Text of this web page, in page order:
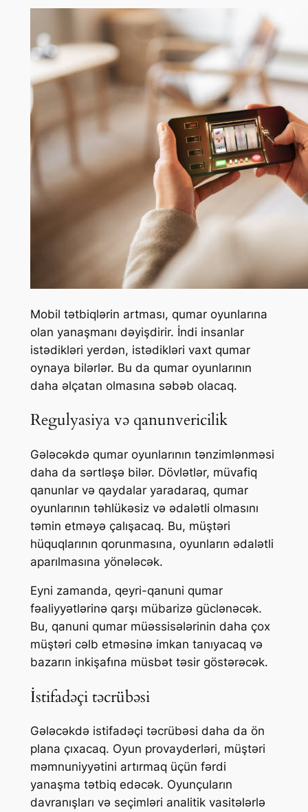
Mobil tətbiqlərin artması, qumar oyunlarına
olan yanaşmanı dəyişdirir. İndi insanlar
istədikləri yerdən, istədikləri vaxt qumar
oynaya bilərlər. Bu da qumar oyunlarının
daha əlçatan olmasına səbəb olacaq.
Regulyasiya və qanunvericilik
Gələcəkdə qumar oyunlarının tənzimlənməsi
daha da sərtləşə bilər. Dövlətlər, müvafiq
qanunlar və qaydalar yaradaraq, qumar
oyunlarının təhlükəsiz və ədalətli olmasını
təmin etməyə çalışacaq. Bu, müştəri
hüquqlarının qorunmasına, oyunların ədalətli
aparılmasına yönələcək.
Eyni zamanda, qeyri-qanuni qumar
fəaliyyətlərinə qarşı mübarizə güclənəcək.
Bu, qanuni qumar müəssisələrinin daha çox
müştəri cəlb etməsinə imkan tanıyacaq və
bazarın inkişafına müsbət təsir göstərəcək.
İstifadəçi təcrübəsi
Gələcəkdə istifadəçi təcrübəsi daha da ön
plana çıxacaq. Oyun provayderləri, müştəri
məmnuniyyətini artırmaq üçün fərdi
yanaşma tətbiq edəcək. Oyunçuların
davranışları və seçimləri analitik vasitələrlə